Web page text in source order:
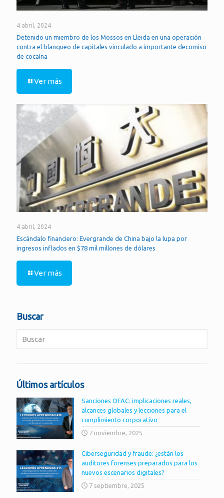
4 abril, 2024
Detenido un miembro de los Mossos en Lleida en una operación
contra el blanqueo de capitales vinculado a importante decomiso
de cocaína
Ver más
4 abril, 2024
Escándalo financiero: Evergrande de China bajo la lupa por
ingresos inflados en $78 mil millones de dólares
Ver más
Buscar
Últimos artículos
Sanciones OFAC: implicaciones reales,
alcances globales y lecciones para el
cumplimiento corporativo
7 noviembre, 2025
Ciberseguridad y fraude: ¿están los
auditores forenses preparados para los
nuevos escenarios digitales?
7 septiembre, 2025